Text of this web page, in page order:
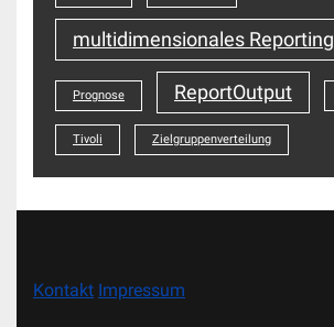
multidimensionales Reporting
Prognose ReportOutput
Tivoli Zielgruppenverteilung
Kontakt Impressum